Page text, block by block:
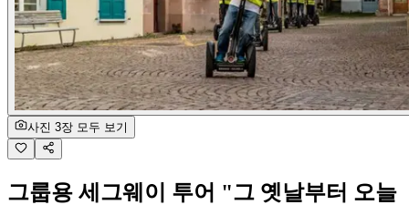
사진 3장 모두 보기
그룹용 세그웨이 투어 "그 옛날부터 오늘